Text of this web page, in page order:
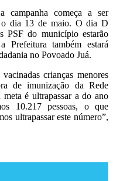
campanha começa a ser
o dia 13 de maio. O dia D
PSF do município estarão
Prefeitura também estará
no Povoado Juá.
crianças menores
de imunização da Rede
é ultrapassar a do ano
10.217 pessoas, o que
ultrapassar este número”,